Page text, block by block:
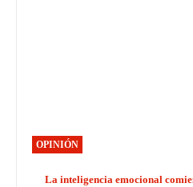
OPINIÓN
La inteligencia emocional